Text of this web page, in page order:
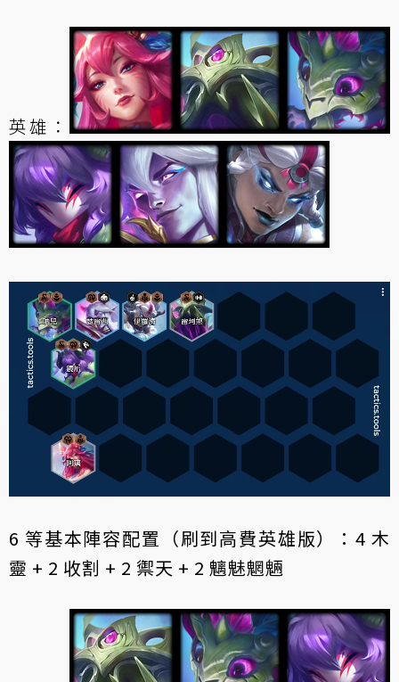
英雄：
6 等基本陣容配置（刷到高費英雄版）：4 木
靈 + 2 收割 + 2 禦天 + 2 魑魅魍魎